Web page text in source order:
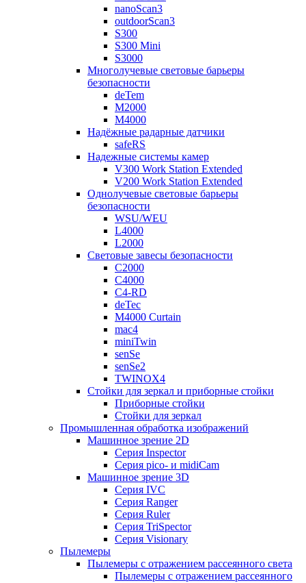
nanoScan3
outdoorScan3
S300
S300 Mini
S3000
Многолучевые световые барьеры
безопасности
deTem
M2000
M4000
Надёжные радарные датчики
safeRS
Надежные системы камер
V300 Work Station Extended
V200 Work Station Extended
Однолучевые световые барьеры
безопасности
WSU/WEU
L4000
L2000
Световые завесы безопасности
C2000
C4000
C4-RD
deTec
M4000 Curtain
mac4
miniTwin
senSe
senSe2
TWINOX4
Стойки для зеркал и приборные стойки
Приборные стойки
Стойки для зеркал
Промышленная обработка изображений
Машинное зрение 2D
Серия Inspector
Серия pico- и midiCam
Машинное зрение 3D
Серия IVC
Серия Ranger
Серия Ruler
Серия TriSpector
Серия Visionary
Пылемеры
Пылемеры с отражением рассеянного света
Пылемеры с отражением рассеянного